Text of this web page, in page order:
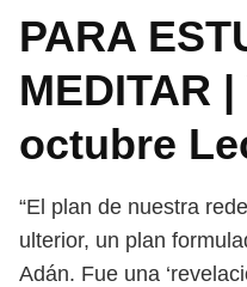
PARA
MEDITAR
octubre
“El plan de nuestra
ulterior, un plan for
Adán. Fue una